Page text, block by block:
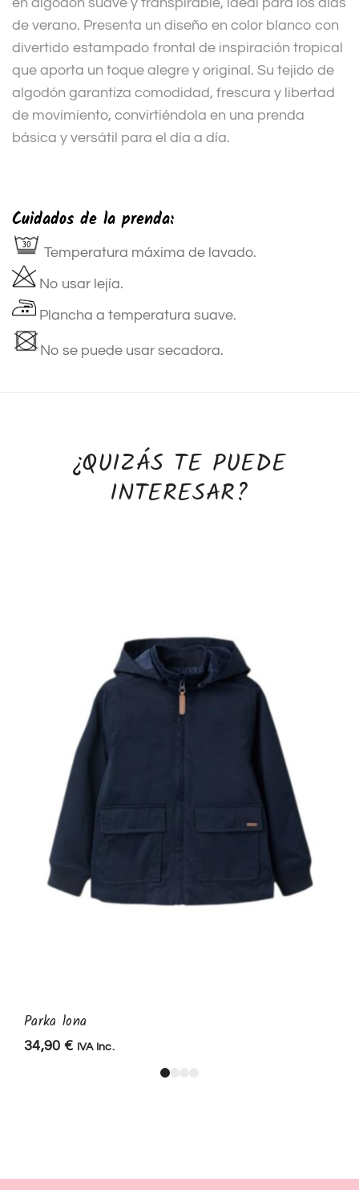
de verano. Presenta un diseño en color blanco con
divertido estampado frontal de inspiración tropical
que aporta un toque alegre y original. Su tejido de
algodón garantiza comodidad, frescura y libertad
de movimiento, convirtiéndola en una prenda
básica y versátil para el día a día.
Cuidados de la prenda:
Temperatura máxima de lavado.
No usar lejía.
Plancha a temperatura suave.
No se puede usar secadora.
¿QUIZÁS TE PUEDE
INTERESAR?
Parka lona
34,90 € IVA Inc.